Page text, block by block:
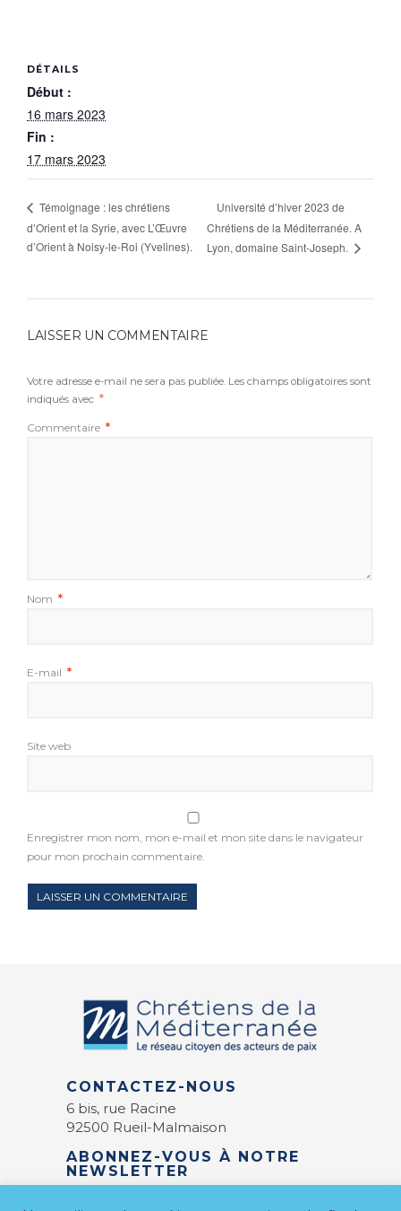
DÉTAILS
Début :
16 mars 2023
Fin :
17 mars 2023
Témoignage : les chrétiens
d’Orient et la Syrie, avec L’Œuvre
d’Orient à Noisy-le-Roi (Yvelines).
Université d’hiver 2023 de
Chrétiens de la Méditerranée. A
Lyon, domaine Saint-Joseph.
LAISSER UN COMMENTAIRE
Votre adresse e-mail ne sera pas publiée. Les champs obligatoires sont
indiqués avec *
Commentaire *
Nom *
E-mail *
Site web
Enregistrer mon nom, mon e-mail et mon site dans le navigateur
pour mon prochain commentaire.
CONTACTEZ-NOUS
6 bis, rue Racine
92500 Rueil-Malmaison
ABONNEZ-VOUS À NOTRE
NEWSLETTER